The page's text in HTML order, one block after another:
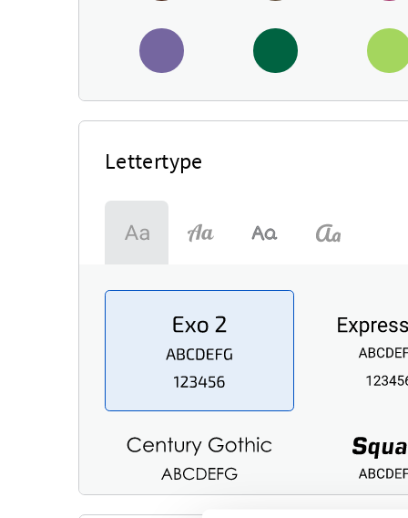
Lettertype